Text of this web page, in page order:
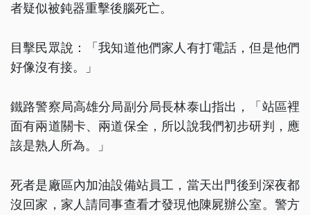
者疑似被鈍器重擊後腦死亡。
目擊民眾說：「我知道他們家人有打電話，但是他們
好像沒有接。」
鐵路警察局高雄分局副分局長林泰山指出，「站區裡
面有兩道關卡、兩道保全，所以說我們初步研判，應
該是熟人所為。」
死者是廠區內加油設備站員工，當天出門後到深夜都
沒回家，家人請同事查看才發現他陳屍辦公室。警方